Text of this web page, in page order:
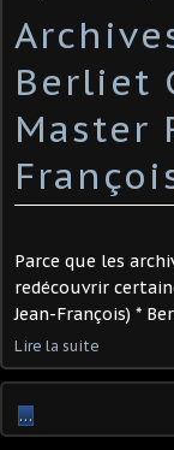
Berliet
Master
Parce que les
redécouvrir
Jean-François) *
Lire la suite
…